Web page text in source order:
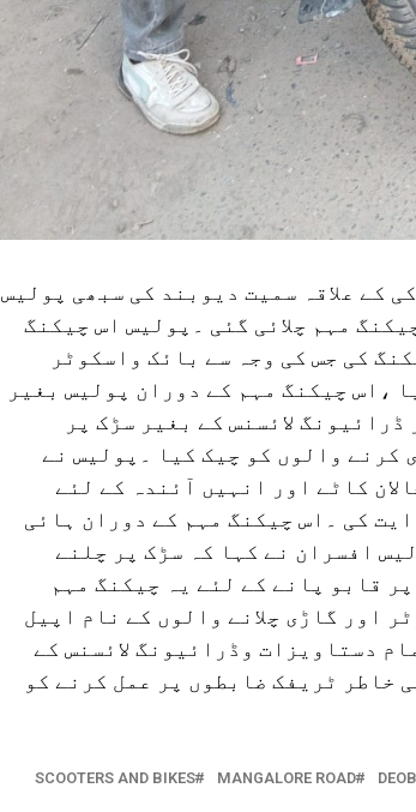
کے علاقہ سمیت دیوبند کی سبھی پولیس
مہم چلائی گئی ۔پولیس اس چیکنگ
کی جس کی وجہ سے بائک واسکوٹر
،اس چیکنگ مہم کے دوران پولیس بغیر
لائسنس کے بغیر سڑک پر
کرنے والوں کو چیک کیا ۔پولیس نے
کاٹے اور انہیں آئندہ کے لئے
کی ۔اس چیکنگ مہم کے دوران ہائی
افسران نے کہا کہ سڑک پر چلنے
قابو پانے کے لئے یہ چیکنگ مہم
اور گاڑی چلانے والوں کے نام اپیل
دستاویزات وڈرائیونگ لائسنس کے
خاطر ٹریفک ضابطوں پر عمل کرنے کو
MANGALORE ROAD
SCOOTERS AND BIKES